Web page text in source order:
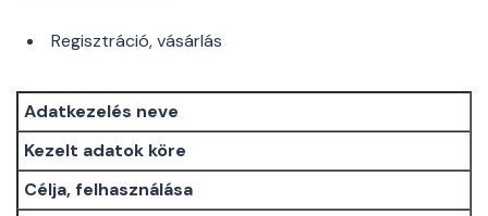
Regisztráció, vásárlás
Adatkezelés neve
Kezelt adatok köre
Célja, felhasználása